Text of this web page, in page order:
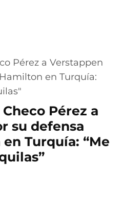
Pérez a
su defensa
Turquía: “Me